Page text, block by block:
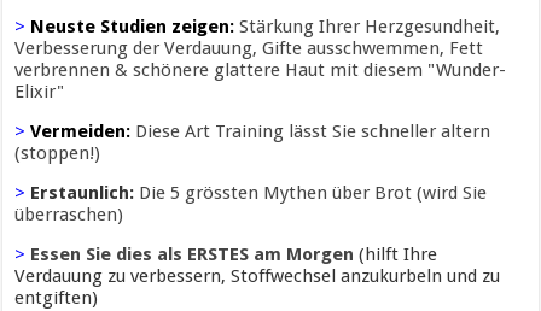
> Neuste Studien zeigen:Stärkung Ihrer Herzgesundheit,
Verbesserung der Verdauung, Gifte ausschwemmen, Fett
verbrennen & schönere glattere Haut mit diesem "Wunder-
Elixir"
> Vermeiden: Diese Art Training lässt Sie schneller altern
(stoppen!)
> Erstaunlich: Die 5 grössten Mythen über Brot (wird Sie
überraschen)
> Essen Sie dies als ERSTES am Morgen (hilft Ihre
Verdauung zu verbessern, Stoffwechsel anzukurbeln und zu
entgiften)